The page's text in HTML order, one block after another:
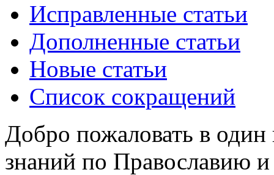
Исправленные статьи
Дополненные статьи
Новые статьи
Список сокращений
Добро пожаловать в
знаний по Православию